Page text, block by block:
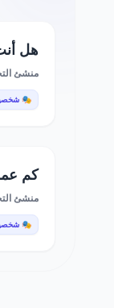
هل
منشئ
🎭
كم
منشئ
🎭